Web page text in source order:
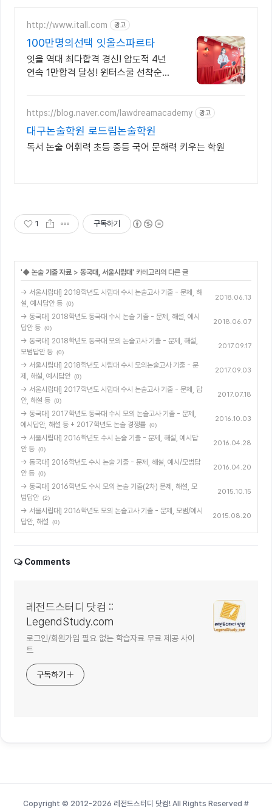
http://www.itall.com 광고
100만명의선택 잇올스파르타
잇올 역대 최다합격 경신! 압도적 4년
연속 1만합격 달성! 윈터스쿨 선착순
https://blog.naver.com/lawdreamacademy 광고
대구논술학원 로드림논술학원
독서 논술 어휘력 초등 중등 국어 문해력 키우는 학원
1 구독하기
'◆ 논술 기출 자료 > 동국대, 서울시립대' 카테고리의 다른 글
→ 서울시립대] 2018학년도 시립대 수시 논술고사 기출 - 문제, 해
설, 예시답안 등 (0)
2018.06.13
→ 동국대] 2018학년도 동국대 수시 논술 기출 - 문제, 해설, 예시
답안 등 (0)
2018.06.07
→ 동국대] 2018학년도 동국대 모의 논술고사 기출 - 문제, 해설,
모범답안 등 (0)
2017.09.17
→ 서울시립대] 2018학년도 시립대 수시 모의논술고사 기출 - 문
제, 해설, 예시답안 (0)
2017.09.03
→ 서울시립대] 2017학년도 시립대 수시 논술고사 기출 - 문제, 답
안, 해설 등 (0)
2017.07.18
→ 동국대] 2017학년도 동국대 수시 모의 논술고사 기출 - 문제,
예시답안, 해설 등 + 2017학년도 논술 경쟁률 (0)
2016.10.03
→ 서울시립대] 2016학년도 수시 논술 기출 - 문제, 해설, 예시답
안 등 (0)
2016.04.28
→ 동국대] 2016학년도 수시 논술 기출 - 문제, 해설, 예시/모범답
안 등 (0)
2016.04.20
→ 동국대] 2016학년도 수시 모의 논술 기출(2차) 문제, 해설, 모
범답안 (2)
2015.10.15
→ 서울시립대] 2016학년도 모의 논술고사 기출 - 문제, 모범/예시
답안, 해설
(0)
2015.08.20
Comments
레전드스터디 닷컴 ::
LegendStudy.com
로그인/회원가입 필요 없는 학습자료 무료 제공 사이
트
구독하기
Copyright © 2012-2026 레전드스터디 닷컴! All Rights Reserved #